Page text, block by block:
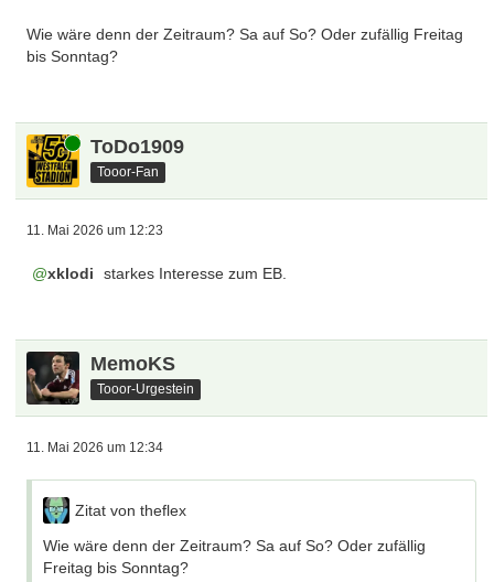
Wie wäre denn der Zeitraum? Sa auf So? Oder zufällig Freitag
bis Sonntag?
Online ToDo1909
Tooor-Fan
11. Mai 2026 um 12:23
xklodi starkes Interesse zum EB.
MemoKS
Tooor-Urgestein
11. Mai 2026 um 12:34
Zitat von theflex
Wie wäre denn der Zeitraum? Sa auf So? Oder zufällig
Freitag bis Sonntag?